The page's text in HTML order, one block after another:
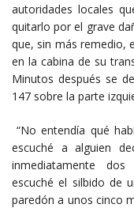
autoridades locales
quitarlo por el grave
que, sin más remedio,
en la cabina de su
Minutos después se
147 sobre la parte
“No entendía qué
escuché a alguien
inmediatamente
escuché el silbido de
paredón a unos cinco